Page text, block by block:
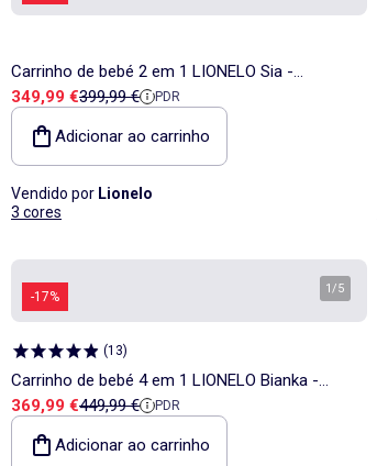
Carrinho de bebé 2 em 1 LIONELO Sia -
Ultraleve - Conjunto compacto - Capota - Capa
de chuva
Preço de venda
349,99 €Preço de referência
399,99 € PDR
Adicionar ao carrinho
Vendido por Lionelo
3 cores
-17%
1/5
(13)
Carrinho de bebé 4 em 1 LIONELO Bianka -
Carrinho de bebé + Alcofa + Cadeira auto +
Base ISOFIX
Preço de venda
369,99 €Preço de referência
449,99 € PDR
Adicionar ao carrinho